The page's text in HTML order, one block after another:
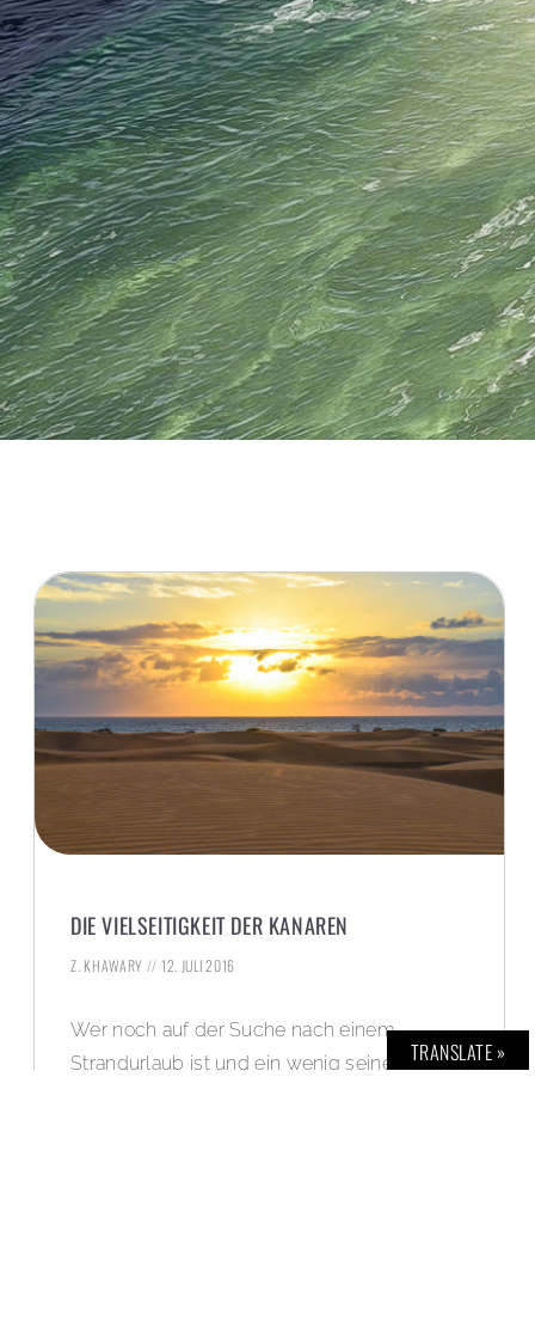
DIE VIELSEITIGKEIT DER KANAREN
Z. KHAWARY 12. JULI 2016
Wer noch auf der Suche nach einem
Strandurlaub ist und ein wenig seine RuheTRANSLATE »